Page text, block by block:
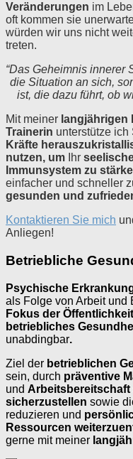
Veränderungen im
oft kommen sie
würden wir uns nicht
treten.
“Das Geheimnis innerer
die Situation an sich,
ist, die dazu führt, ob
Mit meiner langjährigen
Trainerin unterstütze
Kräfte
nutzen, um Ihr
Immunsystem zu
einfacher und schneller
gesunden und
Kontaktieren Sie mich
Anliegen!
Betriebliche
Psychische
als Folge von Arbeit und
Fokus der
betriebliches
unabdingbar.
Ziel der betrieblichen
sein, durch präventive
und
sicherzustellen sowie
reduzieren und
Ressourcen
gerne mit meiner